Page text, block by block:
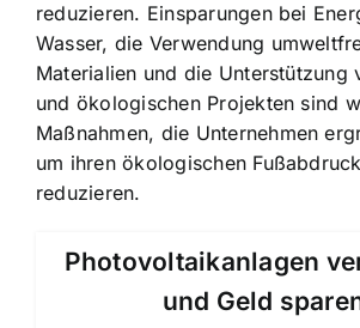
reduzieren. Einsparungen bei
Wasser, die Verwendung
Materialien und die Unterstützung
und ökologischen Projekten sind
Maßnahmen, die Unternehmen
um ihren ökologischen
reduzieren.
Photovoltaikanlagen
und Geld